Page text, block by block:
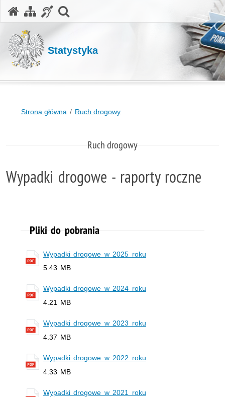
Statystyka
Strona główna Ruch drogowy
Ruch drogowy
Wypadki drogowe - raporty roczne
Pliki do pobrania
Wypadki drogowe w 2025 roku
5.43 MB
Wypadki drogowe w 2024 roku
4.21 MB
Wypadki drogowe w 2023 roku
4.37 MB
Wypadki drogowe w 2022 roku
4.33 MB
Wypadki drogowe w 2021 roku